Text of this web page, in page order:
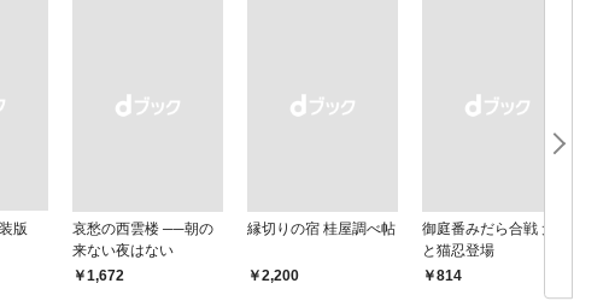
版
哀愁の西雲楼 ──朝の
来ない夜はない
￥1,672
縁切りの宿 桂屋調べ帖
￥2,200
御庭番みだら合戦 犬忍
と猫忍登場
￥814